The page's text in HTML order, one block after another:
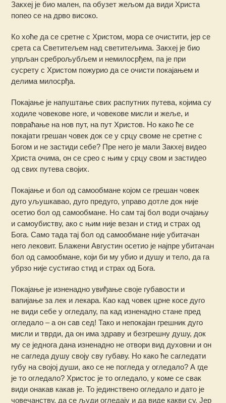
Закхеј је био мален, па обузет жељом да види Христа
попео се на дрво високо.
Ко хоће да се сретне с Христом, мора се очистити, јер се
срета са Светитељем над светитељима. Закхеј је био
упрљан среброљубљем и немилосрђем, па је при
сусрету с Христом пожурио да се очисти покајањем и
делима милосрђа.
Покајање је напуштање свих распутних путева, којима су
ходиле човекове ноге, и човекове мисли и жеље, и
повраћање на нов пут, на пут Христов. Но како ће се
покајати грешан човек док се у срцу своме не сретне с
Богом и не застиди себе? Пре него је мали Закхеј видео
Христа очима, он се срео с њим у срцу свом и застидео
од свих путева својих.
Покајање и бол од самообмане којом се грешан човек
дуго уљушкавао, дуго предуго, управо дотле док није
осетио бол од самообмане. Но сам тај бол води очајању
и самоубиству, ако с њим није везан и стид и страх од
Бога. Само тада тај бол од самообмане није убитачан
него лековит. Блажени Августин осетио је најпре убитачан
бол од самообмане, који би му убио и душу и тело, да га
убрзо није сустигао стид и страх од Бога.
Покајање је изненадно увиђање своје губавости и
вапијање за лек и лекара. Као кад човек црне косе дуго
не види себе у огледалу, па кад изненадно стане пред
огледало – а он сав сед! Тако и непокајан грешник дуго
мисли и тврди, да он има здраву и безгрешну душу, док
му се једнога дана изненадно не отвори вид духовни и он
не сагледа душу своју сву губаву. Но како ће сагледати
губу на својој души, ако се не погледа у огледало? А где
је то огледало? Христос је то огледало, у коме се свак
види онакав какав је. То јединствено огледало и дато је
човечанству, да се људи огледају и да виде какви су. Јер